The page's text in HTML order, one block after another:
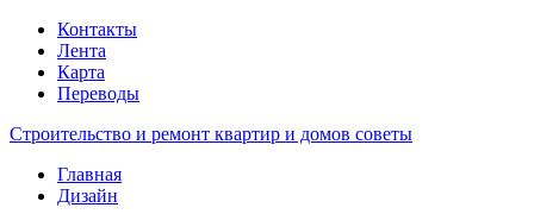
Контакты
Лента
Карта
Переводы
Строительство и ремонт квартир и домов советы
Главная
Дизайн